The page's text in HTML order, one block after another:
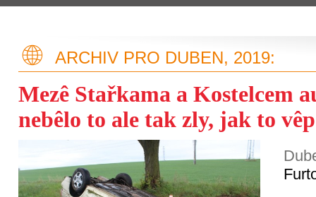
ARCHIV PRO DUBEN, 2019:
Mezê Stařkama a Kostelcem
nebêlo to ale tak zly, jak to